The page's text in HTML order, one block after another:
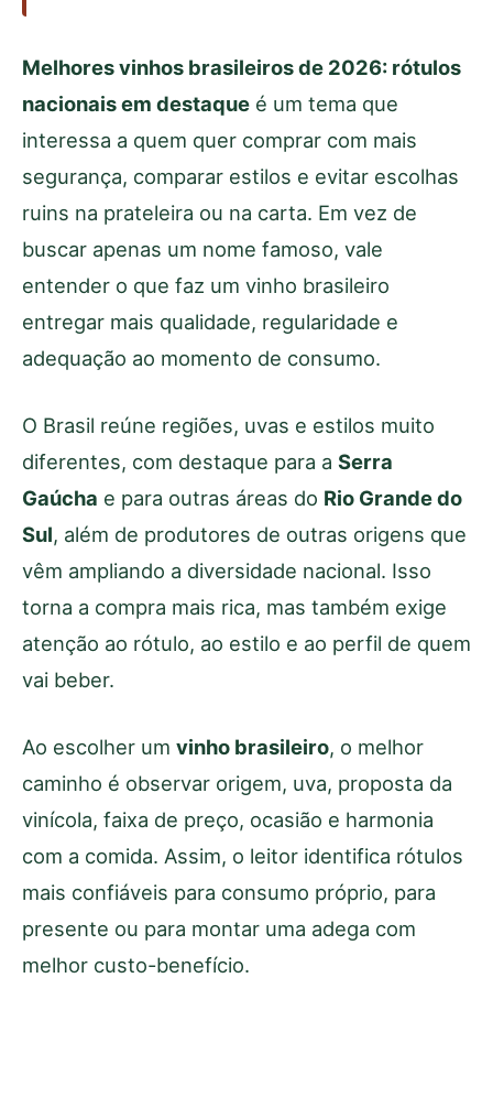
Melhores vinhos brasileiros de 2026: rótulos
nacionais em destaque é um tema que
interessa a quem quer comprar com mais
segurança, comparar estilos e evitar escolhas
ruins na prateleira ou na carta. Em vez de
buscar apenas um nome famoso, vale
entender o que faz um vinho brasileiro
entregar mais qualidade, regularidade e
adequação ao momento de consumo.
O Brasil reúne regiões, uvas e estilos muito
diferentes, com destaque para a Serra
Gaúcha e para outras áreas do Rio Grande do
Sul, além de produtores de outras origens que
vêm ampliando a diversidade nacional. Isso
torna a compra mais rica, mas também exige
atenção ao rótulo, ao estilo e ao perfil de quem
vai beber.
Ao escolher um vinho brasileiro, o melhor
caminho é observar origem, uva, proposta da
vinícola, faixa de preço, ocasião e harmonia
com a comida. Assim, o leitor identifica rótulos
mais confiáveis para consumo próprio, para
presente ou para montar uma adega com
melhor custo-benefício.